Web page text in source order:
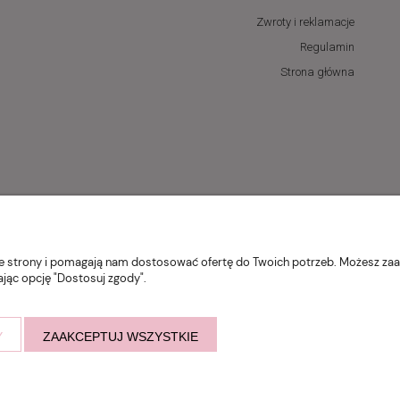
Zwroty i reklamacje
Regulamin
Strona główna
strony i pomagają nam dostosować ofertę do Twoich potrzeb. Możesz
opcję "Dostosuj zgody".
ZAAKCEPTUJ WSZYSTKIE